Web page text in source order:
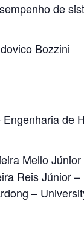
de
Bozzini
de
Mello
Reis Júnior
–